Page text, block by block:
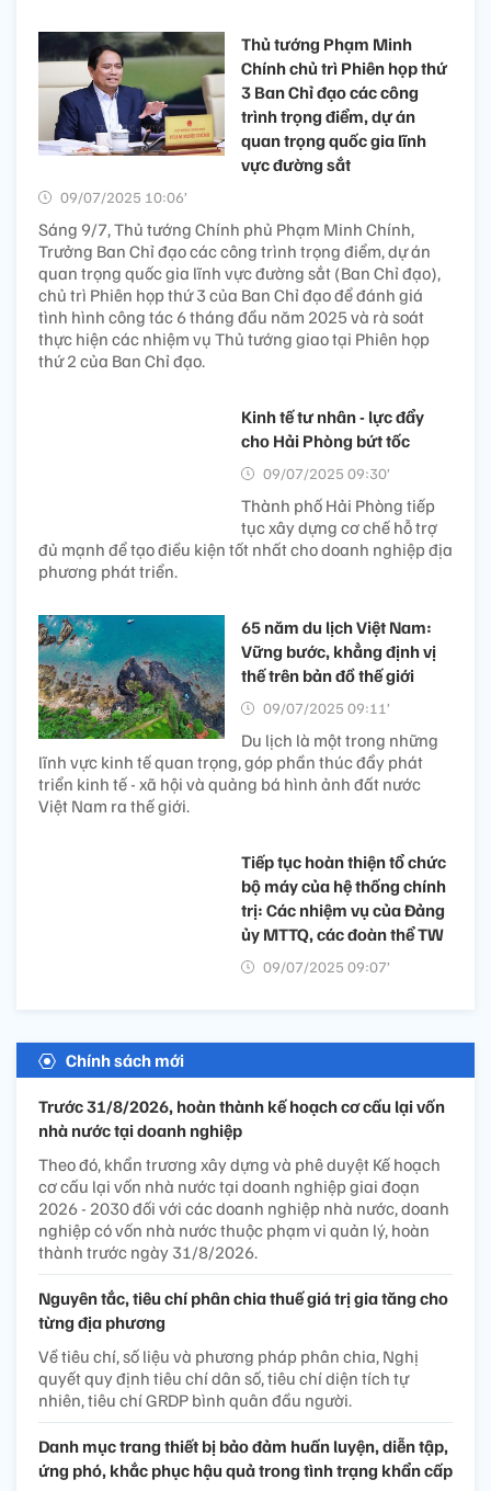
Thủ tướng Phạm Minh
Chính chủ trì Phiên họp thứ
3 Ban Chỉ đạo các công
trình trọng điểm, dự án
quan trọng quốc gia lĩnh
vực đường sắt
09/07/2025 10:06’
Sáng 9/7, Thủ tướng Chính phủ Phạm Minh Chính,
Trưởng Ban Chỉ đạo các công trình trọng điểm, dự án
quan trọng quốc gia lĩnh vực đường sắt (Ban Chỉ đạo),
chủ trì Phiên họp thứ 3 của Ban Chỉ đạo để đánh giá
tình hình công tác 6 tháng đầu năm 2025 và rà soát
thực hiện các nhiệm vụ Thủ tướng giao tại Phiên họp
thứ 2 của Ban Chỉ đạo.
Kinh tế tư nhân - lực đẩy
cho Hải Phòng bứt tốc
09/07/2025 09:30’
Thành phố Hải Phòng tiếp
tục xây dựng cơ chế hỗ trợ
đủ mạnh để tạo điều kiện tốt nhất cho doanh nghiệp địa
phương phát triển.
65 năm du lịch Việt Nam:
Vững bước, khẳng định vị
thế trên bản đồ thế giới
09/07/2025 09:11’
Du lịch là một trong những
lĩnh vực kinh tế quan trọng, góp phần thúc đẩy phát
triển kinh tế - xã hội và quảng bá hình ảnh đất nước
Việt Nam ra thế giới.
Tiếp tục hoàn thiện tổ chức
bộ máy của hệ thống chính
trị: Các nhiệm vụ của Đảng
ủy MTTQ, các đoàn thể TW
09/07/2025 09:07’
Chính sách mới
Trước 31/8/2026, hoàn thành kế hoạch cơ cấu lại vốn
nhà nước tại doanh nghiệp
Theo đó, khẩn trương xây dựng và phê duyệt Kế hoạch
cơ cấu lại vốn nhà nước tại doanh nghiệp giai đoạn
2026 - 2030 đối với các doanh nghiệp nhà nước, doanh
nghiệp có vốn nhà nước thuộc phạm vi quản lý, hoàn
thành trước ngày 31/8/2026.
Nguyên tắc, tiêu chí phân chia thuế giá trị gia tăng cho
từng địa phương
Về tiêu chí, số liệu và phương pháp phân chia, Nghị
quyết quy định tiêu chí dân số, tiêu chí diện tích tự
nhiên, tiêu chí GRDP bình quân đầu người.
Danh mục trang thiết bị bảo đảm huấn luyện, diễn tập,
ứng phó, khắc phục hậu quả trong tình trạng khẩn cấp